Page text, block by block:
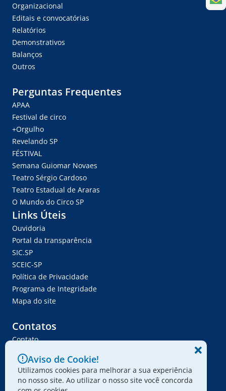
Organizacional
Editais e convocatórias
Relatórios
Demonstrativos
Balanços
Outros
Perguntas Frequentes
APAA
Festival de circo
+Orgulho
Revelando SP
FÉSTIVAL
Semana Guiomar Novaes
Teatro Sérgio Cardoso
Teatro Estadual de Araras
O Mundo do Circo SP
Links Úteis
Ouvidoria
Portal da transparência
SIC.SP
SCEIC-SP
Política de Privacidade
Programa de Integridade
Mapa do site
Contatos
Contato
Ser Fornecedor
Envie seu projeto
Aviso de Cookie!
Utilizamos cookies para melhorar a sua experiência
no nosso site. Ao utilizar o nosso site você concorda